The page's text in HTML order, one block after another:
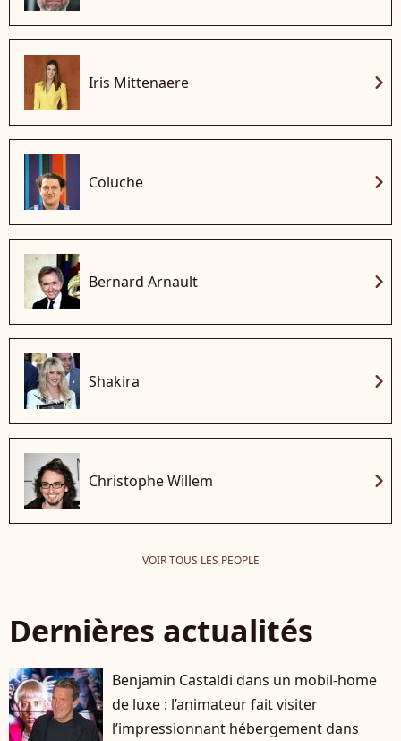
Iris Mittenaere chevron_right
Coluche chevron_right
Bernard Arnault chevron_right
Shakira chevron_right
Christophe Willem chevron_right
VOIR TOUS LES PEOPLE
Dernières actualités
Benjamin Castaldi dans un mobil-home
de luxe : l’animateur fait visiter
l’impressionnant hébergement dans